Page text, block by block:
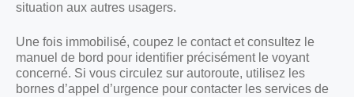
situation aux autres usagers.
Une fois immobilisé, coupez le contact et consultez le
manuel de bord pour identifier précisément le voyant
concerné. Si vous circulez sur autoroute, utilisez les
bornes d’appel d’urgence pour contacter les services de